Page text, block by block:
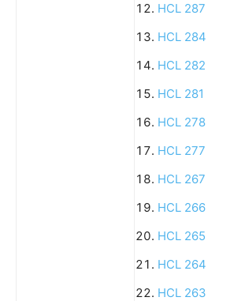
HCL 287
HCL 284
HCL 282
HCL 281
HCL 278
HCL 277
HCL 267
HCL 266
HCL 265
HCL 264
HCL 263